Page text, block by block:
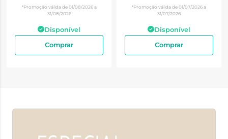
*Promoção válida de 01/08/2026 a
31/08/2026
Disponível
Comprar
*Promoção válida de 01/07/2026 a
31/07/2026
Disponível
Comprar